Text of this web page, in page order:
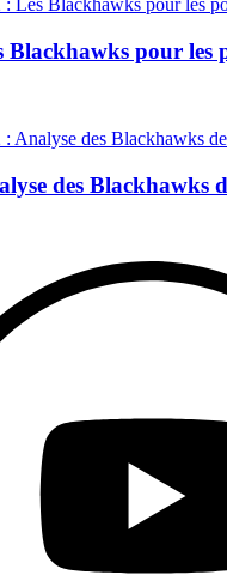
Blackhawks pour les
des Blackhawks